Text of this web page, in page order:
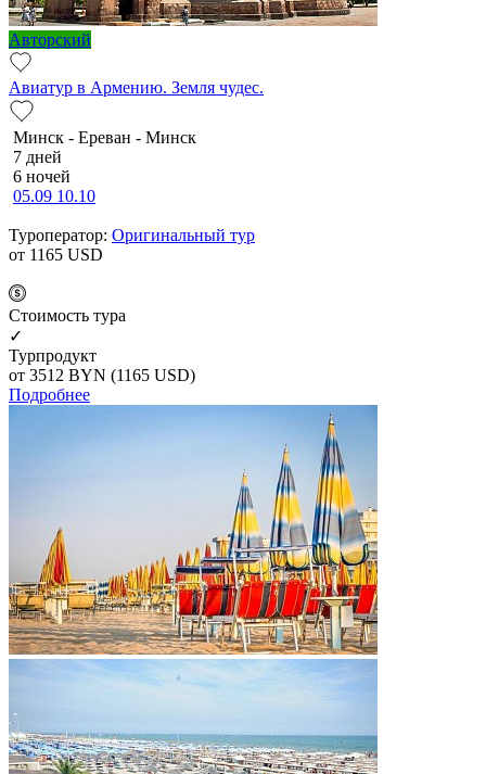
Авторский
Авиатур в Армению. Земля чудес.
Минск - Ереван - Минск
7 дней
6 ночей
05.09 10.10
Туроператор: Оригинальный тур
от 1165 USD
Cтоимость тура
✓
Турпродукт
от 3512 BYN (1165 USD)
Подробнее